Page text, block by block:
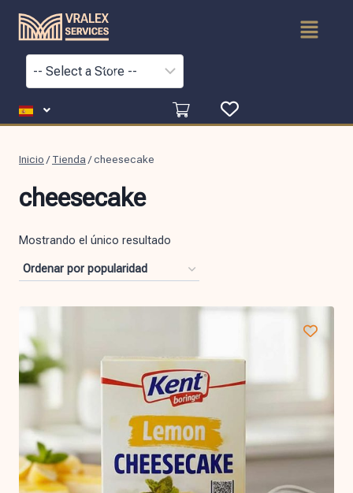
Inicio / Tienda/cheesecake
cheesecake
Mostrando el único resultado